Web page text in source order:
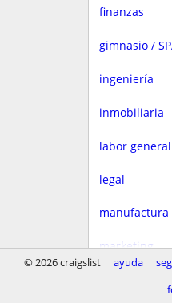
finanzas
gimnasio /
ingeniería
inmobiliaria
labor general
legal
manufactura
marketing
© 2026 craigslist ayuda